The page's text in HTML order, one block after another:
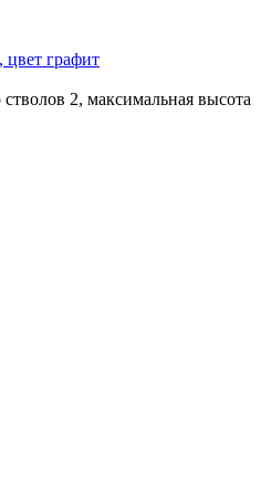
графит
2, максимальная высота